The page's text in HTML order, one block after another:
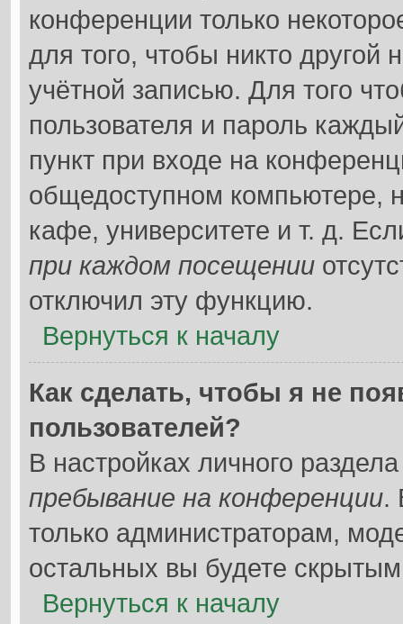
конференции только
для того, чтобы никто другой
учётной записью. Для того
пользователя и пароль
пункт при входе на
общедоступном компьютере,
кафе, университете и т. д.
при каждом посещении
отключил эту функцию.
Вернуться к началу
Как сделать, чтобы я не
пользователей?
В настройках личного
пребывание на конференции.
только администраторам,
остальных вы будете
Вернуться к началу